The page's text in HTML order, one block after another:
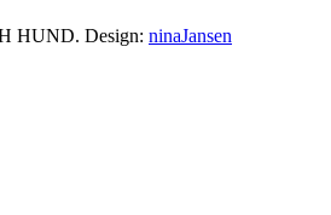
HUND. Design: ninaJansen